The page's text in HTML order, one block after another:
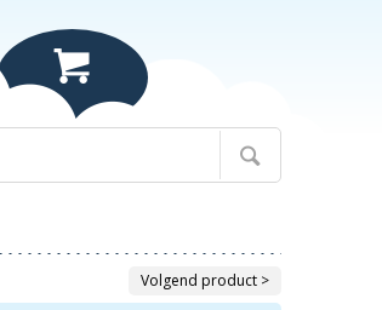
Volgend product >